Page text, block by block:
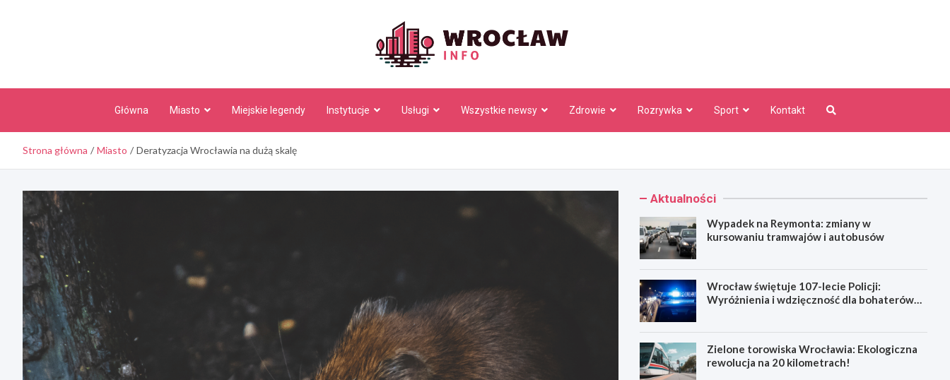
Główna Miasto Miejskie legendy Instytucje Usługi Wszystkie newsy Zdrowie Rozrywka Sport Kontakt
Strona główna Miasto Deratyzacja Wrocławia na dużą skalę
Aktualności
Wypadek na Reymonta: zmiany w
kursowaniu tramwajów i autobusów
Wrocław świętuje 107-lecie Policji:
Wyróżnienia i wdzięczność dla bohaterów
Zielone torowiska Wrocławia: Ekologiczna
rewolucja na 20 kilometrach!